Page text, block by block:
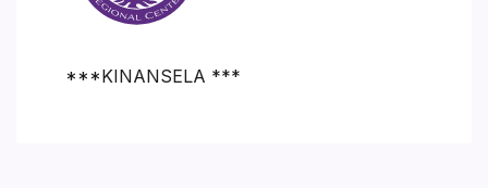
***KINANSELA ***